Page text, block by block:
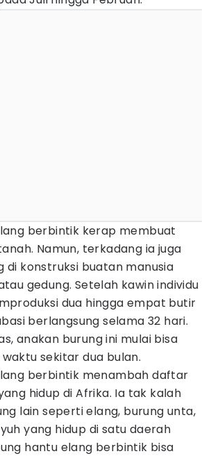
berbintik kerap membuat
Namun, terkadang ia juga
di konstruksi buatan manusia
gedung. Setelah kawin individu
dua hingga empat butir
berlangsung selama 32 hari.
anakan burung ini mulai bisa
sekitar dua bulan.
berbintik menambah daftar
hidup di Afrika. Ia tak kalah
lain seperti elang, burung unta,
yang hidup di satu daerah
hantu elang berbintik bisa